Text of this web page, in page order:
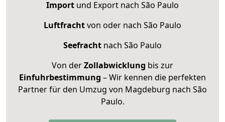
Import und Export nach São Paulo
Luftfrachtvon oder nach São Paulo
Seefracht nach São Paulo
Von derZollabwicklung bis zur
Einfuhrbestimmung – Wir kennen die perfekten
Partner für den Umzug von Magdeburg nach São
Paulo.